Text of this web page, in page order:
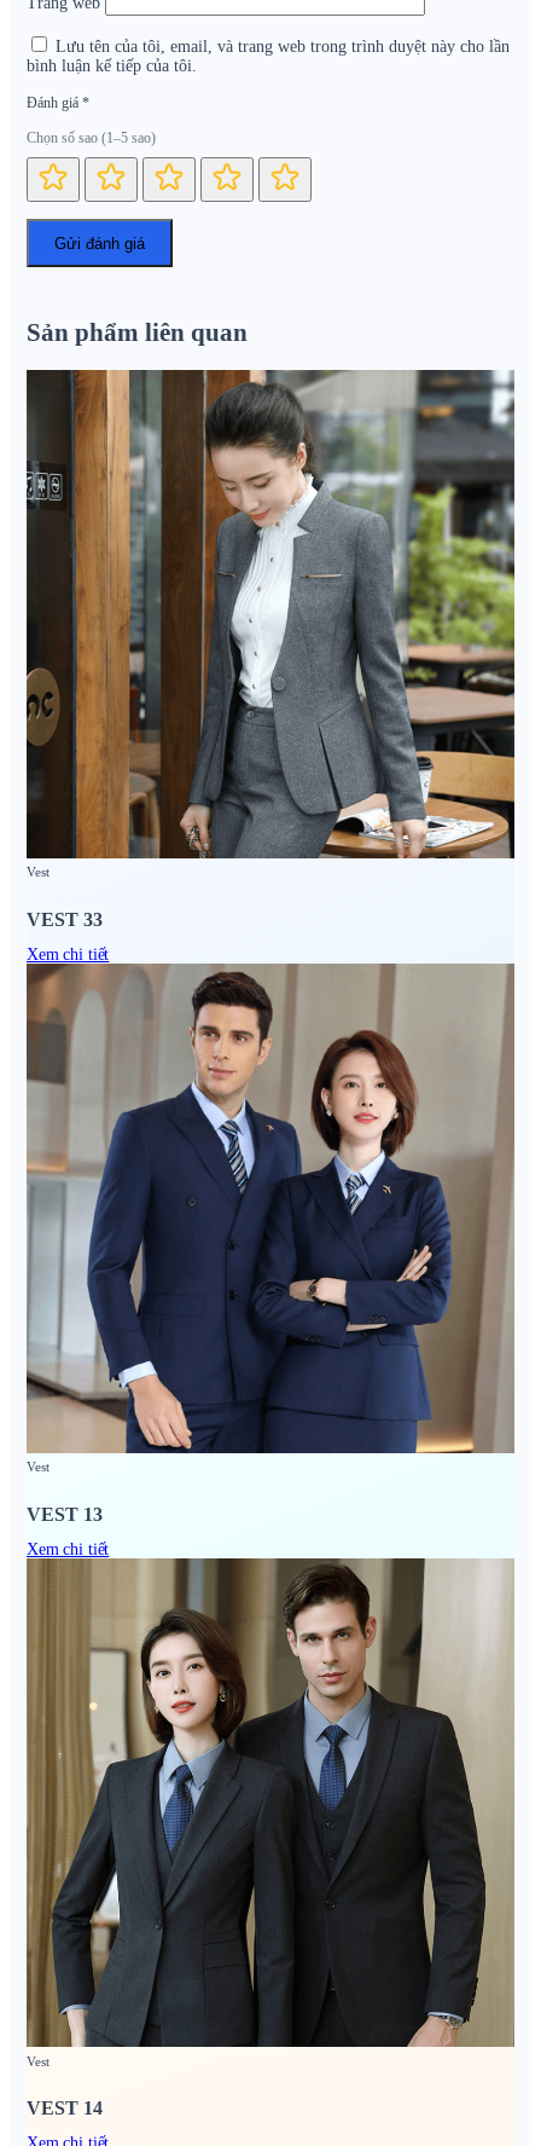
Lưu tên của tôi, email, và trang web trong trình duyệt này cho lần
bình luận kế tiếp của tôi.
Đánh giá *
Chọn số sao (1–5 sao)
Sản phẩm liên quan
Vest
VEST 33
Xem chi tiết
Vest
VEST 13
Xem chi tiết
Vest
VEST 14